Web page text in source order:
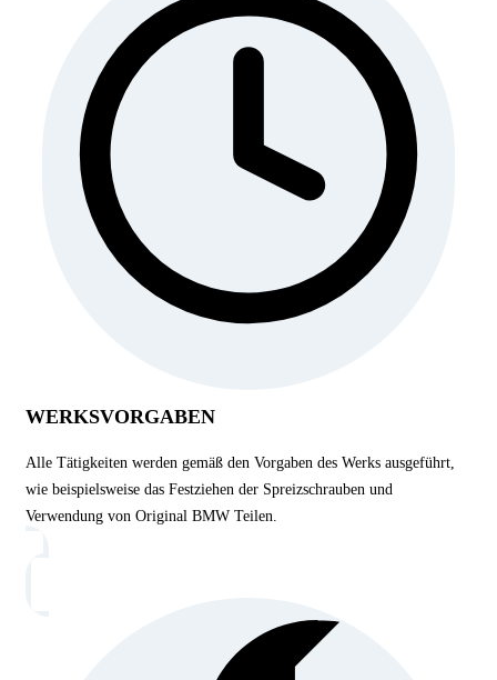
WERKSVORGABEN
Alle Tätigkeiten werden gemäß den Vorgaben des Werks ausgeführt,
wie beispielsweise das Festziehen der Spreizschrauben und
Verwendung von Original BMW Teilen.